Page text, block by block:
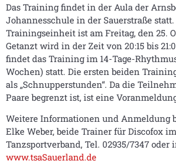
Das Training findet in der Aula der
Johannesschule in der Sauerstraße statt.
Trainingseinheit ist am Freitag, den 25.
Getanzt wird in der Zeit von 20:15 bis
findet das Training im 14-Tage-
Wochen) statt. Die ersten beiden
als „Schnupperstunden“. Da die
Paare begrenzt ist, ist eine
Weitere Informationen und Anmeldung
Elke Weber, beide Trainer für Discofox
Tanzsportverband, Tel. 02935/7347
www.tsaSauerland.de